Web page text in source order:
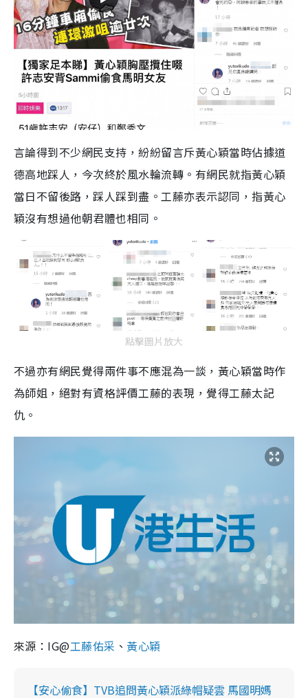
言論得到不少網民支持，紛紛留言斥黃心穎當時佔據道
德高地踩人，今次終於風水輪流轉。有網民就指黃心穎
當日不留後路，踩人踩到盡。工藤亦表示認同，指黃心
穎沒有想過他朝君體也相同。
點擊圖片放大
不過亦有網民覺得兩件事不應混為一談，黃心穎當時作
為師姐，絕對有資格評價工藤的表現，覺得工藤太記
仇。
來源：IG@工藤佑采 、黃心穎
【安心偷食】TVB追問黃心穎派綠帽疑雲 馬國明媽